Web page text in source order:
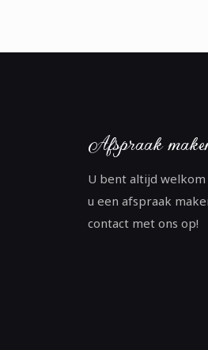
Afspraak
U bent altijd
u een afspraak
contact met ons op!